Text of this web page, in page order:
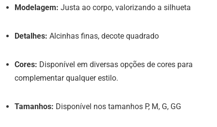
Modelagem: Justa ao corpo, valorizando a silhueta
Detalhes: Alcinhas finas, decote quadrado
Cores: Disponível em diversas opções de cores para
complementar qualquer estilo.
Tamanhos: Disponível nos tamanhos P, M, G, GG